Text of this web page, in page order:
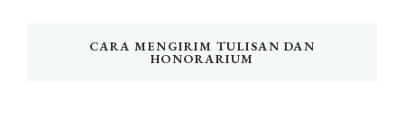
CARA MENGIRIM TULISAN DAN
HONORARIUM